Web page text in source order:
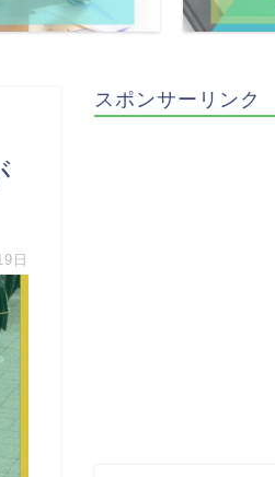
日
スポンサーリンク